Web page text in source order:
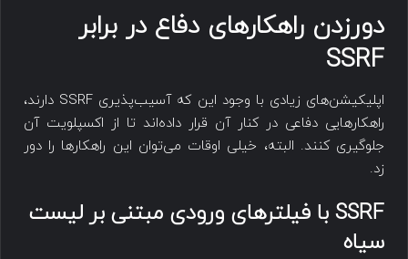
دورزدن راهکارهای دفاع در برابر
SSRF
اپلیکیشن‌های زیادی با وجود این که آسیب‌پذیری SSRF دارند،
راهکارهایی دفاعی در کنار آن قرار داده‌اند تا از اکسپلویت آن
جلوگیری کنند. البته، خیلی اوقات می‌توان این راهکارها را دور
زد.
SSRF با فیلترهای ورودی مبتنی بر لیست
سیاه